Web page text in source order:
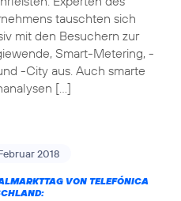
tauschten sich
mit den Besuchern zur
Smart-Metering, -
-City aus. Auch smarte
[…]
2018
VON TELEFÓNICA